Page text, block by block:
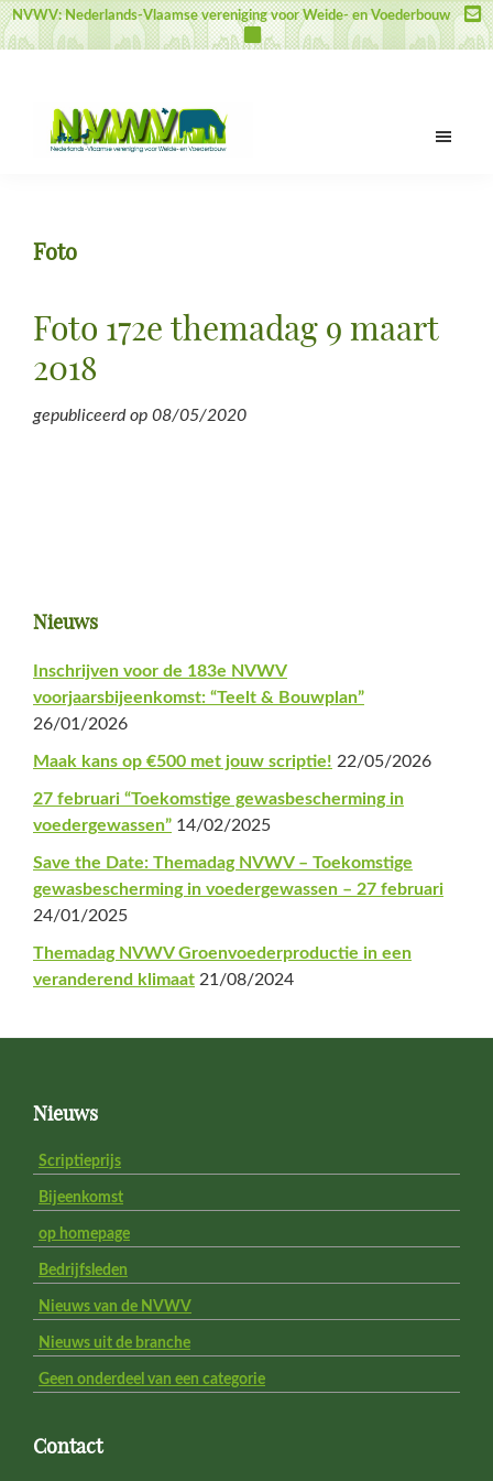
Door
naar
inhoud
Spring
naar
sidebar
Spring
naar
NVWV: Nederlands-Vlaamse vereniging voor Weide- en Voederbouw
voor
en
Voederbouw
Foto
Foto 172e themadag 9 maart
2018
gepubliceerd op 08/05/2020
Primaire
Sidebar
Nieuws
Inschrijven voor de 183e NVWV
voorjaarsbijeenkomst: “Teelt & Bouwplan”
26/01/2026
Maak kans op €500 met jouw scriptie! 22/05/2026
27 februari “Toekomstige gewasbescherming in
voedergewassen” 14/02/2025
Save the Date: Themadag NVWV – Toekomstige
gewasbescherming in voedergewassen – 27 februari
24/01/2025
Themadag NVWV Groenvoederproductie in een
veranderend klimaat 21/08/2024
FooterNieuws
Scriptieprijs
Bijeenkomst
op homepage
Bedrijfsleden
Nieuws van de NVWV
Nieuws uit de branche
Geen onderdeel van een categorie
Contact